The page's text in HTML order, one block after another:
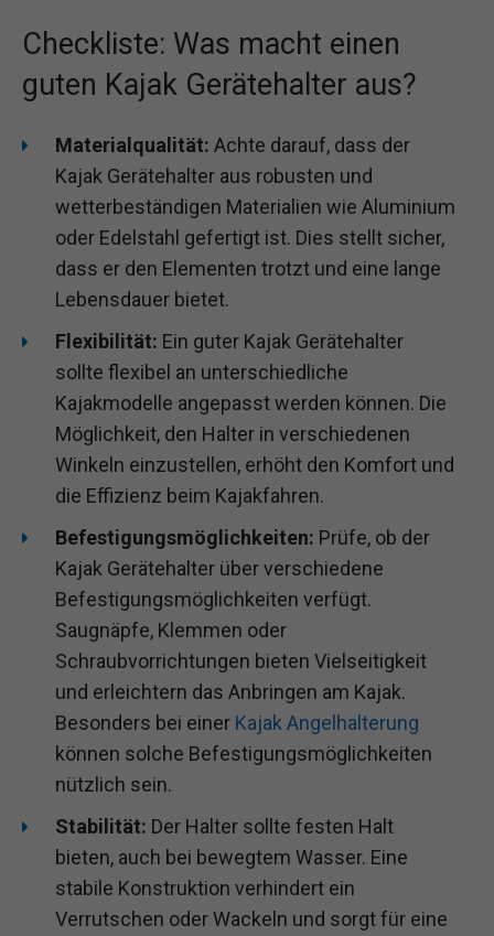
Checkliste: Was macht einen
guten Kajak Gerätehalter aus?
Materialqualität: Achte darauf, dass der
Kajak Gerätehalter aus robusten und
wetterbeständigen Materialien wie Aluminium
oder Edelstahl gefertigt ist. Dies stellt sicher,
dass er den Elementen trotzt und eine lange
Lebensdauer bietet.
Flexibilität: Ein guter Kajak Gerätehalter
sollte flexibel an unterschiedliche
Kajakmodelle angepasst werden können. Die
Möglichkeit, den Halter in verschiedenen
Winkeln einzustellen, erhöht den Komfort und
die Effizienz beim Kajakfahren.
Befestigungsmöglichkeiten: Prüfe, ob der
Kajak Gerätehalter über verschiedene
Befestigungsmöglichkeiten verfügt.
Saugnäpfe, Klemmen oder
Schraubvorrichtungen bieten Vielseitigkeit
und erleichtern das Anbringen am Kajak.
Besonders bei einer Kajak Angelhalterung
können solche Befestigungsmöglichkeiten
nützlich sein.
Stabilität: Der Halter sollte festen Halt
bieten, auch bei bewegtem Wasser. Eine
stabile Konstruktion verhindert ein
Verrutschen oder Wackeln und sorgt für eine